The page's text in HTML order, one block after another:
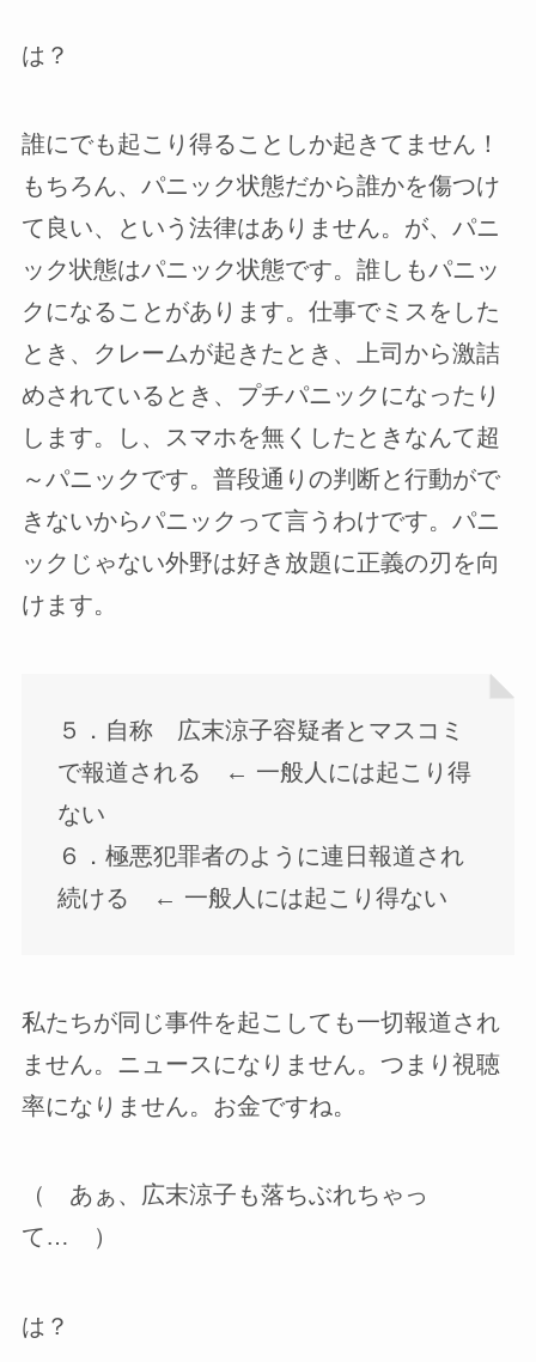
は？
誰にでも起こり得ることしか起きてません！
もちろん、パニック状態だから誰かを傷つけ
て良い、という法律はありません。が、パニ
ック状態はパニック状態です。誰しもパニッ
クになることがあります。仕事でミスをした
とき、クレームが起きたとき、上司から激詰
めされているとき、プチパニックになったり
します。し、スマホを無くしたときなんて超
～パニックです。普段通りの判断と行動がで
きないからパニックって言うわけです。パニ
ックじゃない外野は好き放題に正義の刃を向
けます。
５．自称 広末涼子容疑者とマスコミ
で報道される ← 一般人には起こり得
ない
６．極悪犯罪者のように連日報道され
続ける ← 一般人には起こり得ない
私たちが同じ事件を起こしても一切報道され
ません。ニュースになりません。つまり視聴
率になりません。お金ですね。
（ あぁ、広末涼子も落ちぶれちゃっ
て… ）
は？